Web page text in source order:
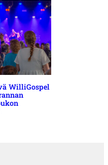
WilliGospel